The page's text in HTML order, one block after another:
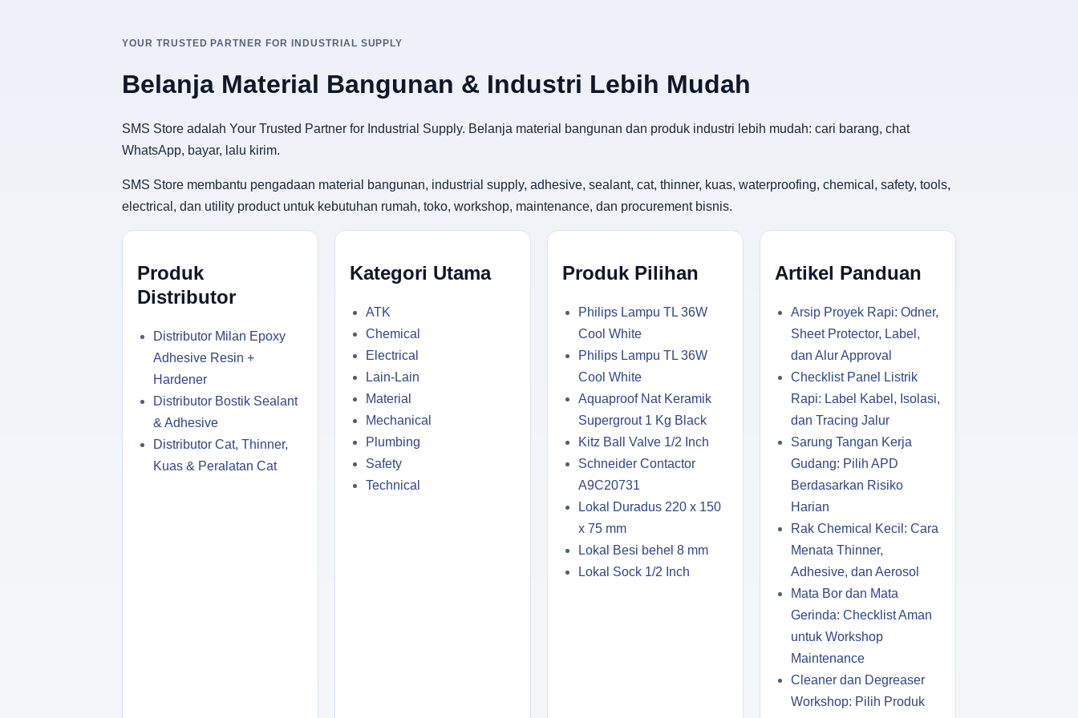
YOUR TRUSTED PARTNER FOR INDUSTRIAL SUPPLY
Belanja Material Bangunan & Industri Lebih Mudah
SMS Store adalah Your Trusted Partner for Industrial Supply. Belanja material bangunan dan produk industri lebih mudah: cari barang, chat
WhatsApp, bayar, lalu kirim.
SMS Store membantu pengadaan material bangunan, industrial supply, adhesive, sealant, cat, thinner, kuas, waterproofing, chemical, safety, tools,
electrical, dan utility product untuk kebutuhan rumah, toko, workshop, maintenance, dan procurement bisnis.
Produk
Distributor
Distributor Milan Epoxy
Adhesive Resin +
Hardener
Distributor Bostik Sealant
& Adhesive
Distributor Cat, Thinner,
Kuas & Peralatan Cat
Kategori Utama
ATK
Chemical
Electrical
Lain-Lain
Material
Mechanical
Plumbing
Safety
Technical
Produk Pilihan
Philips Lampu TL 36W
Cool White
Philips Lampu TL 36W
Cool White
Aquaproof Nat Keramik
Supergrout 1 Kg Black
Kitz Ball Valve 1/2 Inch
Schneider Contactor
A9C20731
Lokal Duradus 220 x 150
x 75 mm
Lokal Besi behel 8 mm
Lokal Sock 1/2 Inch
Artikel Panduan
Arsip Proyek Rapi: Odner,
Sheet Protector, Label,
dan Alur Approval
Checklist Panel Listrik
Rapi: Label Kabel, Isolasi,
dan Tracing Jalur
Sarung Tangan Kerja
Gudang: Pilih APD
Berdasarkan Risiko
Harian
Rak Chemical Kecil: Cara
Menata Thinner,
Adhesive, dan Aerosol
Mata Bor dan Mata
Gerinda: Checklist Aman
untuk Workshop
Maintenance
Cleaner dan Degreaser
Workshop: Pilih Produk